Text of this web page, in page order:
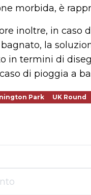
morbida, è
inoltre, in caso
la
in termini di
di pioggia a
Park UK Round